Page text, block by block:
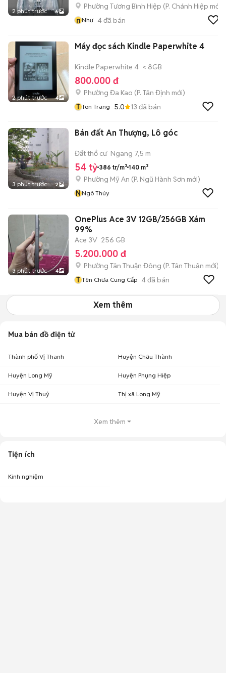
2 phút trước 6
Phường Tương Bình Hiệp (P. Chánh Hiệp mới)
nNhư 4đã bán
2 phút trước 4
Máy đọc sách Kindle Paperwhite 4
Kindle Paperwhite 4 < 8GB
800.000 đ
Phường Đa Kao (P. Tân Định mới)
T Ton Trang 5.0 13 đã bán
3 phút trước 2
Bán đất An Thượng, Lô góc
Đất thổ cư Ngang 7,5 m
54 tỷ 386 tr/m² 140 m²
Phường Mỹ An (P. Ngũ Hành Sơn mới)
NNgô Thúy
3 phút trước 4
OnePlus Ace 3V 12GB/256GB Xám
99%
Ace 3V 256 GB
5.200.000 đ
Phường Tân Thuận Đông (P. Tân Thuận mới)
T Tên Chưa Cung Cấp 4đã bán
Xem thêm
Mua bán đồ điện tử
Thành phố Vị Thanh Huyện Châu Thành
Huyện Long Mỹ Huyện Phụng Hiệp
Huyện Vị Thuỷ Thị xã Long Mỹ
Xem thêm
Tiện ích
Kinh nghiệm